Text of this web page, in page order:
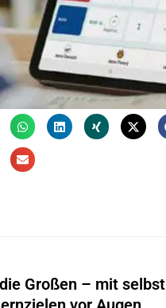
Großen – mit selbst